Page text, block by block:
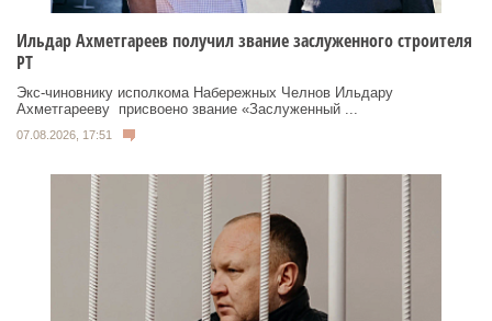
Ильдар Ахметгареев получил звание заслуженного строителя
РТ
Экс‑чиновнику исполкома Набережных Челнов Ильдару
Ахметгарееву присвоено звание «Заслуженный ...
07.08.2026, 17:51